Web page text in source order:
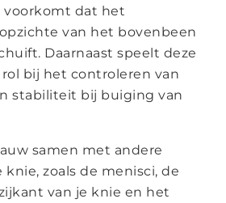
voorkomt dat het
van het bovenbeen
Daarnaast speelt deze
bij het controleren van
stabiliteit bij buiging van
samen met andere
zoals de menisci, de
van je knie en het